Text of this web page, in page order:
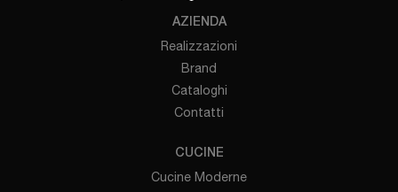
AZIENDA
Realizzazioni
Brand
Cataloghi
Contatti
CUCINE
Cucine Moderne